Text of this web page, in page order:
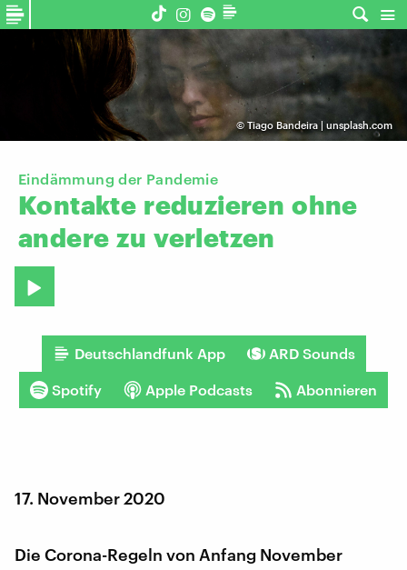
© Tiago Bandeira | unsplash.com
Eindämmung der Pandemie
Kontakte reduzieren ohne
andere zu verletzen
Deutschlandfunk App ARD Sounds
Spotify Apple Podcasts Abonnieren
17. November 2020
Die Corona-Regeln von Anfang November